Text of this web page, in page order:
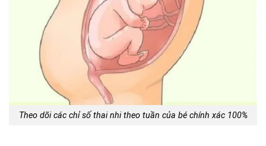
Theo dõi các chỉ số thai nhi theo tuần của bé chính xác 100%